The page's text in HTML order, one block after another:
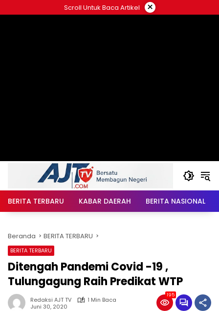
ke
Scroll Untuk Baca Artikel ×
BERITA TERBARU KABAR DAERAH BERITA NASIONAL
Beranda BERITA TERBARU
BERITA TERBARU
Ditengah Pandemi Covid -19 ,
Tulungagung Raih Predikat WTP
Redaksi AJT TV
1 Min Baca
Juni 30, 2020
195